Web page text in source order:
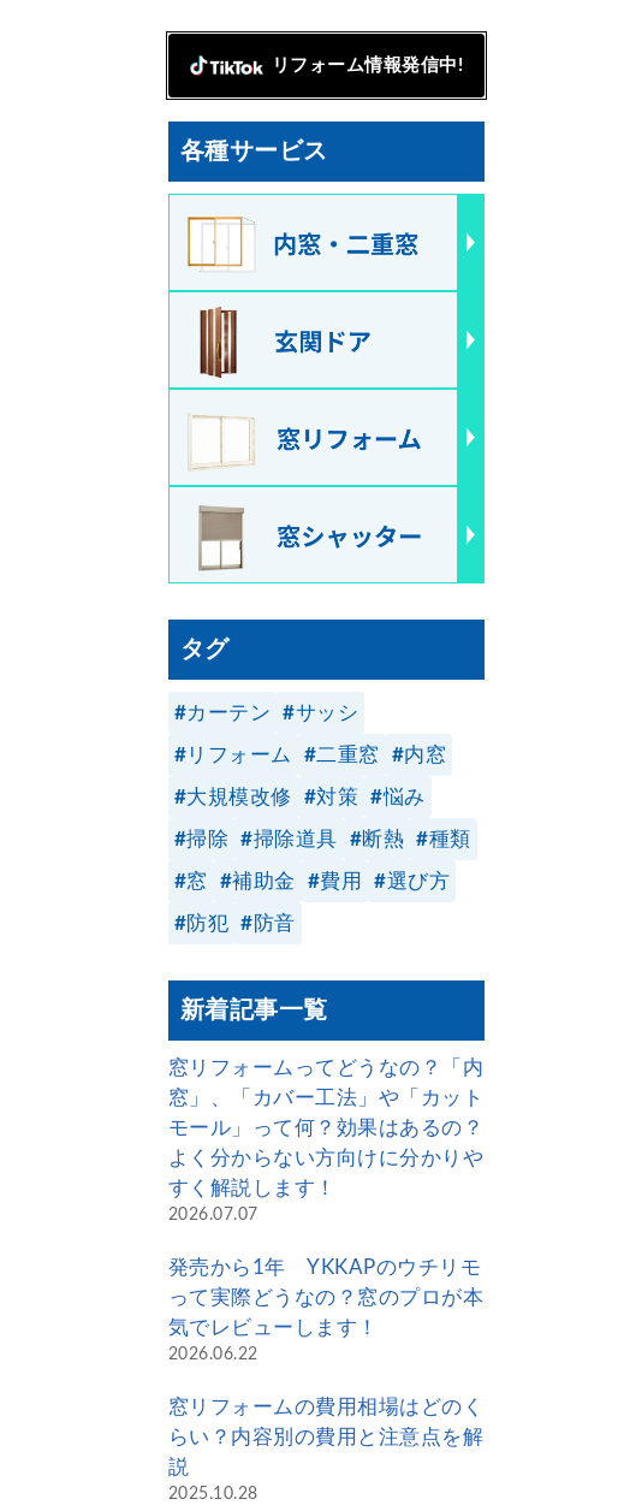
リフォーム情報発信中!
各種サービス
タグ
カーテン サッシ
リフォーム 二重窓 内窓
大規模改修 対策 悩み
掃除 掃除道具 断熱 種類
窓 補助金 費用 選び方
防犯 防音
新着記事一覧
窓リフォームってどうなの？「内
窓」、「カバー工法」や「カット
モール」って何？効果はあるの？
よく分からない方向けに分かりや
すく解説します！
2026.07.07
発売から1年 YKKAPのウチリモ
って実際どうなの？窓のプロが本
気でレビューします！
2026.06.22
窓リフォームの費用相場はどのく
らい？内容別の費用と注意点を解
説
2025.10.28